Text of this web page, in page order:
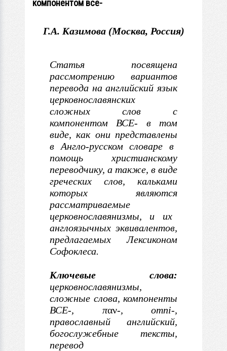
компонентом все-
Г.А. Казимова (Москва, Россия)
Статья посвящена
рассмотрению вариантов
перевода на английский язык
церковнославянских
сложных слов с
компонентом ВСЕ- в том
виде, какони представлены
в Англо-русском словаре в
помощь христианскому
переводчику, а также, в виде
греческих слов, кальками
которых являются
рассматриваемые
церковнославянизмы, и их
англоязычных эквивалентов,
предлагаемых Лексиконом
Софоклеса.
Ключевые слова:
церковнославянизмы,
сложные слова, компоненты
ВСЕ-, παν-, omni-,
православный английский,
богослужебные тексты,
перевод